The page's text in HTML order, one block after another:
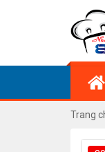
Trang